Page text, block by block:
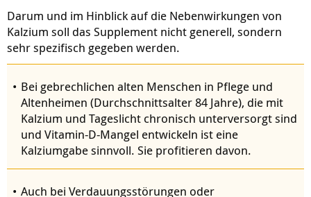
Darum und im Hinblick auf die Nebenwirkungen von
Kalzium soll das Supplement nicht generell, sondern
sehr spezifisch gegeben werden.
Bei gebrechlichen alten Menschen in Pflege und
Altenheimen (Durchschnittsalter 84 Jahre), die mit
Kalzium und Tageslicht chronisch unterversorgt sind
und Vitamin-D-Mangel entwickeln ist eine
Kalziumgabe sinnvoll. Sie profitieren davon.
Auch bei Verdauungsstörungen oder